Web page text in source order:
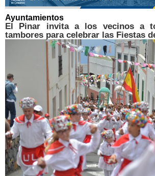
Ayuntamientos
El Pinar invita a los vecinos a
tambores para celebrar las Fiestas